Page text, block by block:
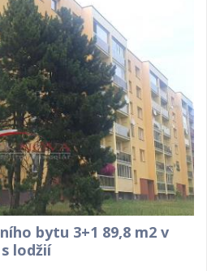
bytu 3+1 89,8 m2 v
lodžií